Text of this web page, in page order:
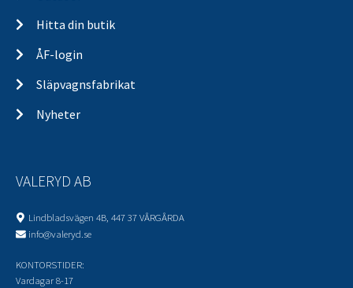
Hitta din butik
ÅF-login
Släpvagnsfabrikat
Nyheter
VALERYD AB
Lindbladsvägen 4B, 447 37 VÅRGÅRDA
info@valeryd.se
KONTORSTIDER:
Vardagar 8-17